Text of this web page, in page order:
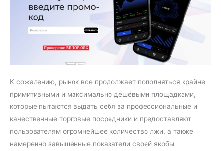
К сожалению, рынок все продолжает пополняться крайне
примитивными и максимально дешёвыми площадками,
которые пытаются выдать себя за профессиональные и
качественные торговые посредники и предоставляют
пользователям огромнейшее количество лжи, а также
намеренно завышенные показатели своей якобы